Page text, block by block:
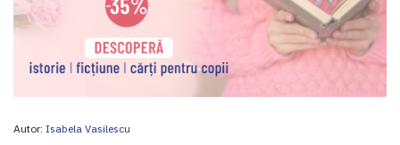
Autor: Isabela Vasilescu